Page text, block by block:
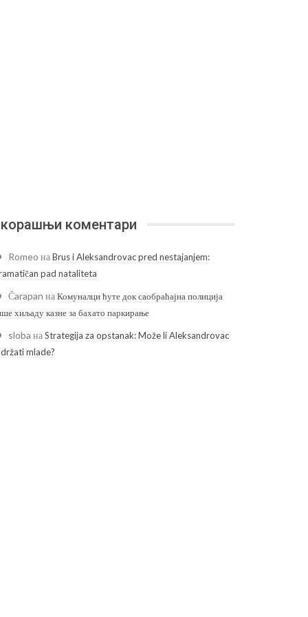
коментари
Romeo наBrus i Aleksandrovac pred nestajanjem:
pad nataliteta
Čarapan наКомуналци ћуте док саобраћајна полиција
хиљаду казне за бахато паркирање
sloba наStrategija za opstanak: Može li Aleksandrovac
mlade?